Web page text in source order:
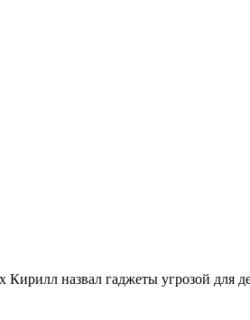
Кирилл назвал гаджеты угрозой для